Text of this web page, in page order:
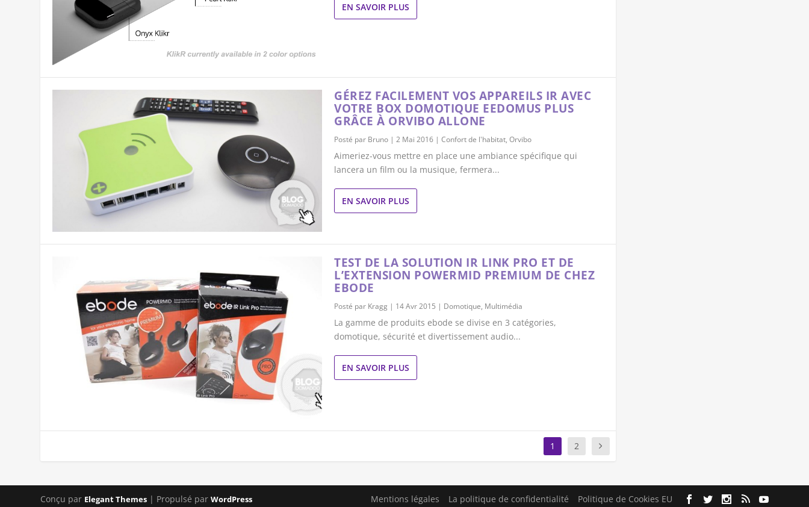
EN SAVOIR PLUS
GÉREZ FACILEMENT VOS APPAREILS IR AVEC
VOTRE BOX DOMOTIQUE EEDOMUS PLUS
GRÂCE À ORVIBO ALLONE
Posté par Bruno |2 Mai 2016 |Confort de l'habitat,Orvibo
Aimeriez-vous mettre en place une ambiance spécifique qui
lancera un film ou la musique, fermera...
EN SAVOIR PLUS
TEST DE LA SOLUTION IR LINK PRO ET DE
L’EXTENSION POWERMID PREMIUM DE CHEZ
EBODE
Posté par Kragg | 14 Avr 2015 | Domotique, Multimédia
La gamme de produits ebode se divise en 3 catégories,
domotique, sécurité et divertissement audio...
EN SAVOIR PLUS
1 2
Conçu par Elegant Themes | Propulsé parWordPress Mentions légales La politique de confidentialité Politique de Cookies EU